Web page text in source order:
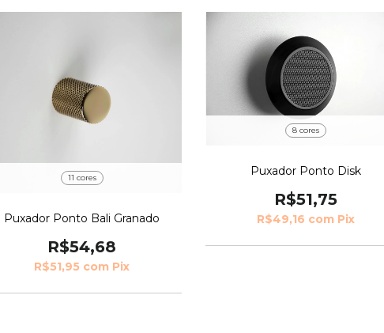
11 cores
Puxador Ponto Bali Granado
R$54,68
R$51,95 com Pix
8 cores
Puxador Ponto Disk
R$51,75
R$49,16 com Pix